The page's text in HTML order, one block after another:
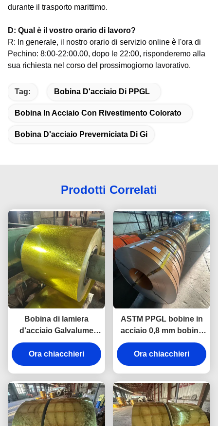
durante il trasporto marittimo.
D: Qual è il vostro orario di lavoro?
R: In generale, il nostro orario di servizio online è l'ora di
Pechino: 8:00-22:00.00, dopo le 22:00, risponderemo alla
sua richiesta nel corso del prossimogiorno lavorativo.
Tag: Bobina D'acciaio Di PPGL
Bobina In Acciaio Con Rivestimento Colorato
Bobina D'acciaio Preverniciata Di Gi
Prodotti Correlati
Bobina di lamiera
d'acciaio Galvalume
preverniciata Gsm 550
Bobina di acciaio ppgi
Ora chiacchieri
ASTM PPGL bobine in
acciaio 0,8 mm bobina
rivestita di zinco pre-dip
a caldo
Ora chiacchieri